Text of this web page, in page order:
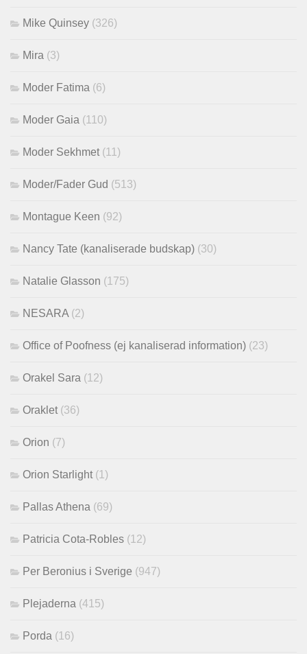
Mike Quinsey (326)
Mira (3)
Moder Fatima (6)
Moder Gaia (110)
Moder Sekhmet (11)
Moder/Fader Gud (513)
Montague Keen (92)
Nancy Tate (kanaliserade budskap) (30)
Natalie Glasson (175)
NESARA (2)
Office of Poofness (ej kanaliserad information) (23)
Orakel Sara (12)
Oraklet (36)
Orion (7)
Orion Starlight (1)
Pallas Athena (69)
Patricia Cota-Robles (12)
Per Beronius i Sverige (947)
Plejaderna (415)
Porda (16)